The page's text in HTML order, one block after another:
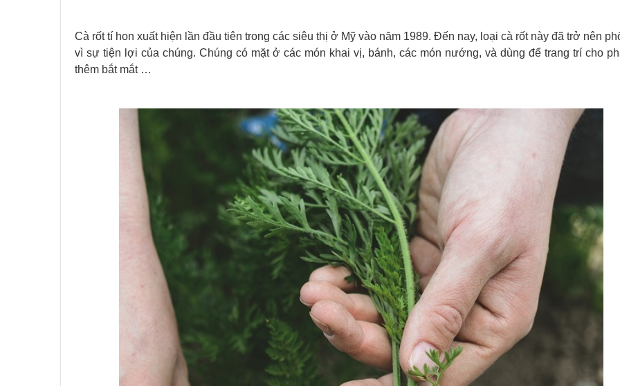
Cà rốt tí hon xuất hiện lần đầu tiên trong các siêu thị ở Mỹ vào năm 1989. Đến nay, loại cà rốt này đã trở nên
vì sự tiện lợi của chúng. Chúng có mặt ở các món khai vị, bánh, các món nướng, và dùng để trang trí cho
thêm bắt mắt …